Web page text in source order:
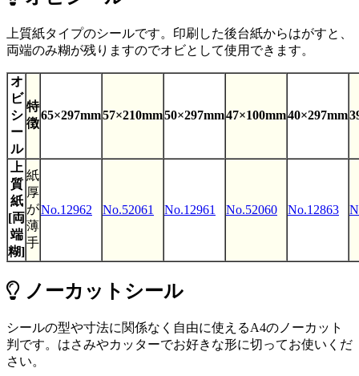
上質紙タイプのシールです。印刷した後台紙からはがすと、
両端のみ糊が残りますのでオビとして使用できます。
オ
ビ
シ
ー
ル
特
徴
65×297mm57×210mm50×297mm47×100mm40×297mm
上
質
紙
[両
端
糊]
紙
厚
が
薄
手
No.12962 No.52061 No.12961 No.52060 No.12863
ノーカットシール
シールの型や寸法に関係なく自由に使えるA4のノーカット
判です。はさみやカッターでお好きな形に切ってお使いくだ
さい。